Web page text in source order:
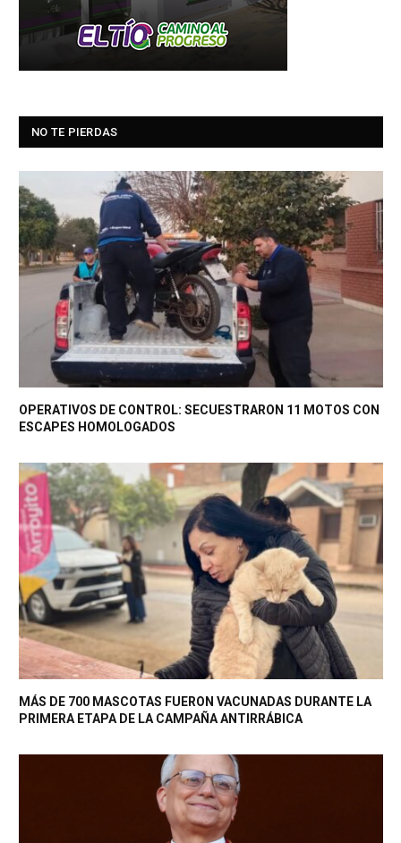
NO TE PIERDAS
OPERATIVOS DE CONTROL: SECUESTRARON 11 MOTOS CON
ESCAPES HOMOLOGADOS
MÁS DE 700 MASCOTAS FUERON VACUNADAS DURANTE LA
PRIMERA ETAPA DE LA CAMPAÑA ANTIRRÁBICA